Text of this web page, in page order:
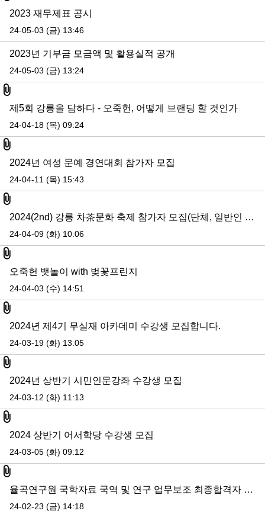
2023 재무제표 공시
24-05-03 (금) 13:46
2023년 기부금 모금액 및 활용실적 공개
24-05-03 (금) 13:24
첨부파일
제5회 강릉을 담하다 - 오죽헌, 어떻게 브랜딩 할 것인가
24-04-18 (목) 09:24
첨부파일
2024년 여성 문예 경연대회 참가자 모집
24-04-11 (목) 15:43
첨부파일
2024(2nd) 강릉 차茶문화 축제 참가자 모집(단체, 일반인 등)
24-04-09 (화) 10:06
첨부파일
오죽헌 뱃놀이 with 벚꽃프린지
24-04-03 (수) 14:51
첨부파일
2024년 제4기 무실재 아카데미 수강생 모집합니다.
24-03-19 (화) 13:05
첨부파일
2024년 상반기 시민인문강좌 수강생 모집
24-03-12 (화) 11:13
첨부파일
2024 상반기 어서학당 수강생 모집
24-03-05 (화) 09:12
첨부파일
율곡연구원 국학자료 국역 및 연구 업무보조 최종합격자 발표
24-02-23 (금) 14:18